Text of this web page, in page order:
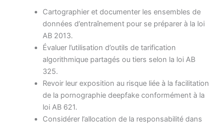
Cartographier et documenter les ensembles de
données d’entraînement pour se préparer à la loi
AB 2013.
Évaluer l’utilisation d’outils de tarification
algorithmique partagés ou tiers selon la loi AB
325.
Revoir leur exposition au risque liée à la facilitation
de la pornographie deepfake conformément à la
loi AB 621.
Considérer l’allocation de la responsabilité dans